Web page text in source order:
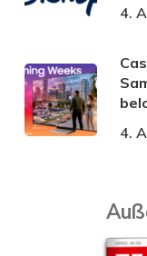
4.
4.